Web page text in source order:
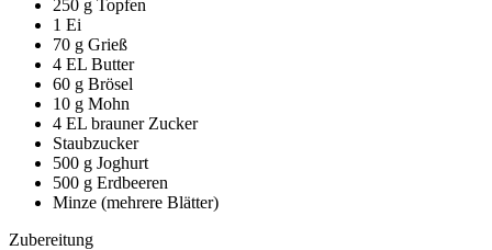
250 g Topfen
1 Ei
70 g Grieß
4 EL Butter
60 g Brösel
10 g Mohn
4 EL brauner Zucker
Staubzucker
500 g Joghurt
500 g Erdbeeren
Minze (mehrere Blätter)
Zubereitung